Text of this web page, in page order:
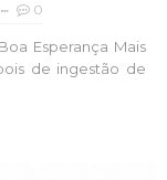
0
Esperança Mais
de ingestão de